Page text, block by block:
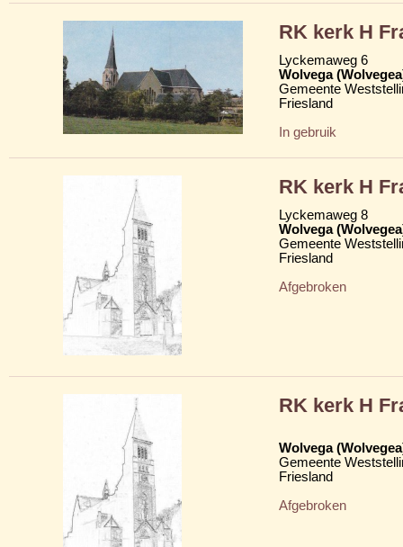
RK kerk H
Lyckemaweg 6
Wolvega
Gemeente
Friesland
In gebruik
RK kerk H
Lyckemaweg 8
Wolvega
Gemeente
Friesland
Afgebroken
RK kerk H
Wolvega
Gemeente
Friesland
Afgebroken